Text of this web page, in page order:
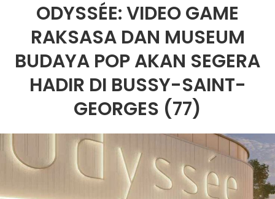
ODYSSÉE: VIDEO GAME
RAKSASA DAN MUSEUM
BUDAYA POP AKAN SEGERA
HADIR DI BUSSY-SAINT-
GEORGES (77)